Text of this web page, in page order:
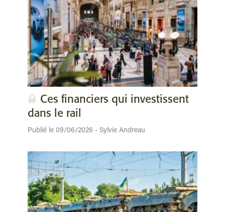
Ces financiers qui investissent
dans le rail
Publié le 09/06/2026 - Sylvie Andreau